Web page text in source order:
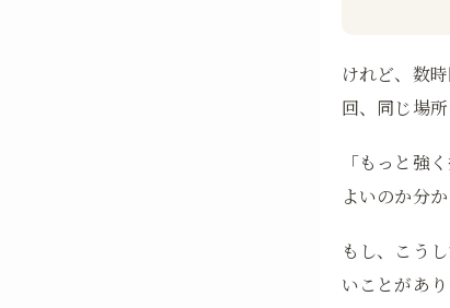
けれど、数
回、同じ場
「もっと強
よいのか分
もし、こう
いことがあり